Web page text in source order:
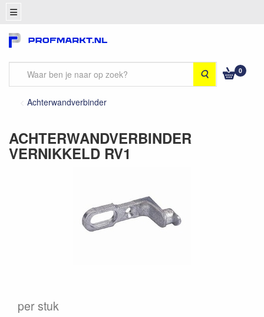
Zoeken 0
Achterwandverbinder
ACHTERWANDVERBINDER
VERNIKKELD RV1
per stuk